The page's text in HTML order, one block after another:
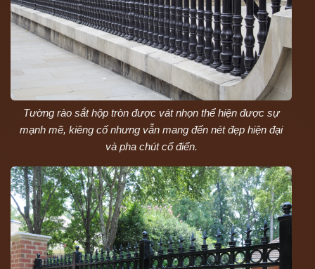
Tường rào sắt hộp tròn được vát nhọn thể hiện được sự
mạnh mẽ, kiêng cố nhưng vẫn mang đến nét đẹp hiện đại
và pha chút cổ điển.